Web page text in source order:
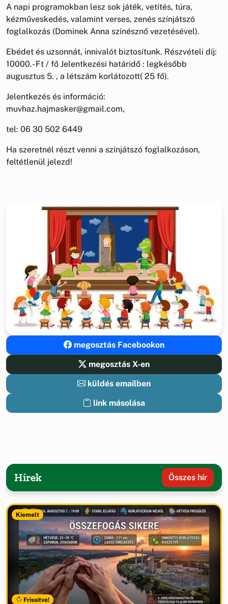
A napi programokban lesz sok játék, vetítés, túra,
kézműveskedés, valamint verses, zenés színjátszó
foglalkozás (Dominek Anna színésznő vezetésével).
Ebédet és uzsonnát, innivalót biztosítunk. Részvételi díj:
10000.- Ft / fő Jelentkezési határidő : legkésőbb
augusztus 5. , a létszám korlátozott( 25 fő).
Jelentkezés és információ:
muvhaz.hajmasker@gmail.com,
tel: 06 30 502 6449
Ha szeretnél részt venni a színjátszó foglalkozáson,
feltétlenül jelezd!
megosztás Facebookon
megosztás X-en
küldés emailben
link másolása
Hírek Összes hír
Kiemelt
Frissítve!